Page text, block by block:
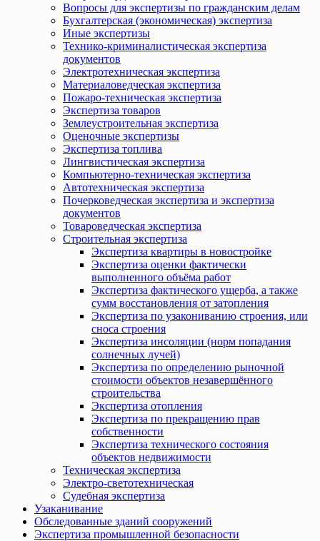
Вопросы для экспертизы по гражданским делам
Бухгалтерская (экономическая) экспертиза
Иные экспертизы
Технико-криминалистическая экспертиза
документов
Электротехническая экспертиза
Материаловедческая экспертиза
Пожаро-техническая экспертиза
Экспертиза товаров
Землеустроительная экспертиза
Оценочные экспертизы
Экспертиза топлива
Лингвистическая экспертиза
Компьютерно-техническая экспертиза
Автотехническая экспертиза
Почерковедческая экспертиза и экспертиза
документов
Товароведческая экспертиза
Строительная экспертиза
Экспертиза квартиры в новостройке
Экспертиза оценки фактически
выполненного объёма работ
Экспертиза фактического ущерба, а также
сумм восстановления от затопления
Экспертиза по узакониванию строения, или
сноса строения
Экспертиза инсоляции (норм попадания
солнечных лучей)
Экспертиза по определению рыночной
стоимости объектов незавершённого
строительства
Экспертиза отопления
Экспертиза по прекращению прав
собственности
Экспертиза технического состояния
объектов недвижимости
Техническая экспертиза
Электро-светотехническая
Судебная экспертиза
Узаканивание
Обследованные зданий сооружений
Экспертиза промышленной безопасности